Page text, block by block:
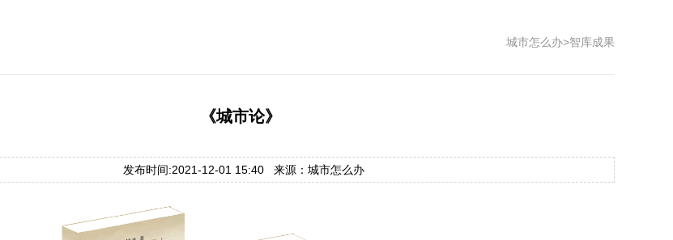
城市怎么办>智库成果
《城市论》
发布时间:2021-12-01 15:40 来源：城市怎么办